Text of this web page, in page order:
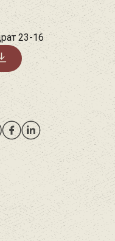
23-16